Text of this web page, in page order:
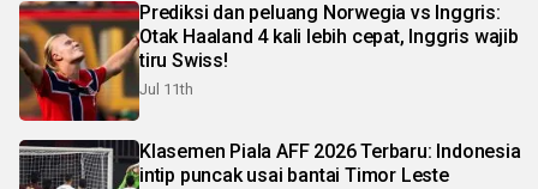
Prediksi dan peluang Norwegia vs Inggris:
Otak Haaland 4 kali lebih cepat, Inggris wajib
tiru Swiss!
Jul 11th
Klasemen Piala AFF 2026 Terbaru: Indonesia
intip puncak usai bantai Timor Leste